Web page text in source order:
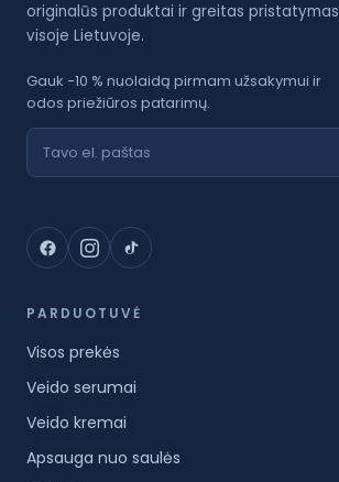
originalūs produktai ir greitas pristatymas
visoje Lietuvoje.
Gauk −10 % nuolaidą pirmam užsakymui ir
odos priežiūros patarimų.
PARDUOTUVĖ
Visos prekės
Veido serumai
Veido kremai
Apsauga nuo saulės